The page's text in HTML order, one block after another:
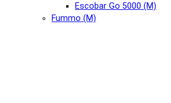
Escobar Go 5000 (М)
Fummo (М)